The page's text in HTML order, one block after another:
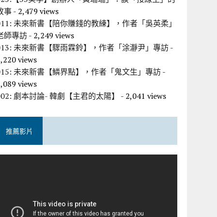
事- 2,479 views
未來新書【陪你賺錢的教練】，作者「吳英柔」
師專訪- 2,249 views
未來新書【驟雨霖鈴】，作者「涂瀞尹」專訪-
views
未來新書【鱗界點】，作者「鬼文生」專訪-
views
劇本討論- 韓劇【主君的太陽】
- 2,041 views
推薦影片